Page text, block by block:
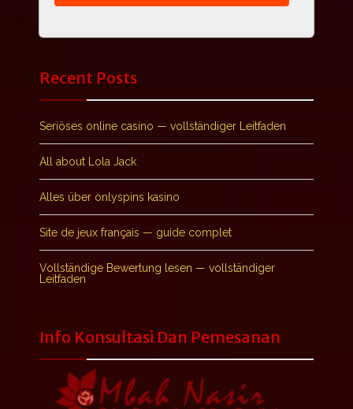
Recent Posts
Seriöses online casino — vollständiger Leitfaden
All about Lola Jack
Alles über onlyspins kasino
Site de jeux français — guide complet
Vollständige Bewertung lesen — vollständiger
Leitfaden
Info Konsultasi Dan Pemesanan